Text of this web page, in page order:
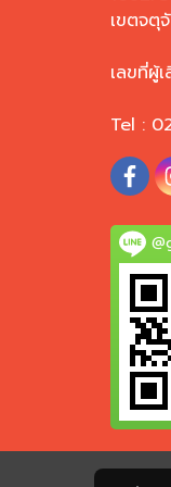
เขตจตุ
เลขที่ผู้
Tel :